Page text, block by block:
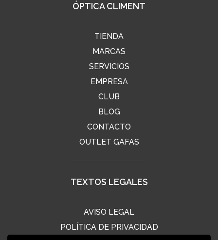
ÓPTICA CLIMENT
TIENDA
MARCAS
SERVICIOS
EMPRESA
CLUB
BLOG
CONTACTO
OUTLET GAFAS
TEXTOS LEGALES
AVISO LEGAL
POLÍTICA DE PRIVACIDAD